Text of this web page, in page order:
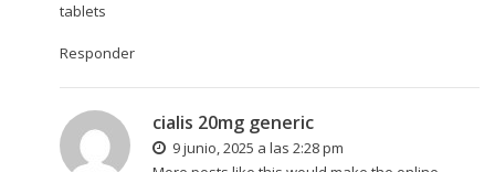
tablets
Responder
cialis 20mg generic
9 junio, 2025 a las 2:28 pm